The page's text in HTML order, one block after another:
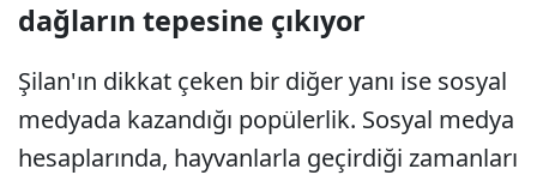
dağların tepesine çıkıyor
Şilan'ın dikkat çeken bir diğer yanı ise sosyal
medyada kazandığı popülerlik. Sosyal medya
hesaplarında, hayvanlarla geçirdiği zamanları